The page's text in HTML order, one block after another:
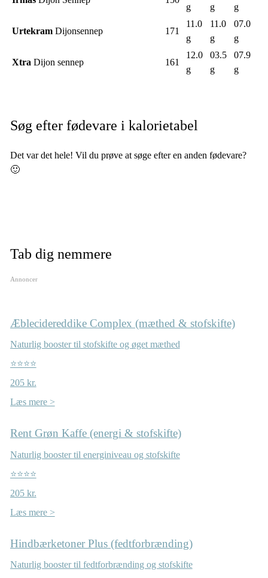
g g g
UrtekramDijonsennep 171
11.0
g
11.0
g
07.0
g
Xtra Dijon sennep 161
12.0
g
03.5
g
07.9
g
Søg efter fødevare i kalorietabel
Det var det hele! Vil du prøve at søge efter en anden fødevare?
🙂
Tab dig nemmere
Annoncer
Æblecidereddike Complex (mæthed & stofskifte)
Naturlig booster til stofskifte og øget mæthed
⭐⭐⭐⭐
205 kr.
Læs mere >
Rent Grøn Kaffe (energi & stofskifte)
Naturlig booster til energiniveau og stofskifte
⭐⭐⭐⭐
205 kr.
Læs mere >
Hindbærketoner Plus (fedtforbrænding)
Naturlig booster til fedtforbrænding og stofskifte